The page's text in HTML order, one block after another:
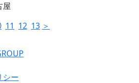
屋
11 12 13 ＞
シー